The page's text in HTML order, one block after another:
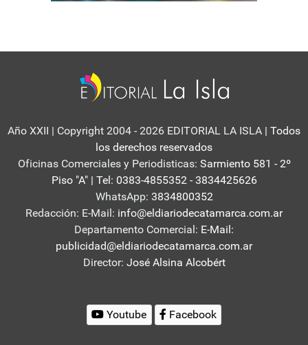
Año XXII | Copyright 2004 - 2026 EDITORIAL LA ISLA | Todos
los derechos reservados
Oficinas Comerciales y Periodisticas: Sarmiento 581 - 2º
Piso "A" | Tel: 0383-4855352 - 3834425626
WhatsApp: 3834800352
Redacción: E-Mail: info@eldiariodecatamarca.com.ar
Departamento Comercial: E-Mail:
publicidad@eldiariodecatamarca.com.ar
Director: José Alsina Alcobért
Youtube Facebook